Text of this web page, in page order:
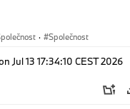
· Společnost
Jul 13 17:34:10 CEST 2026